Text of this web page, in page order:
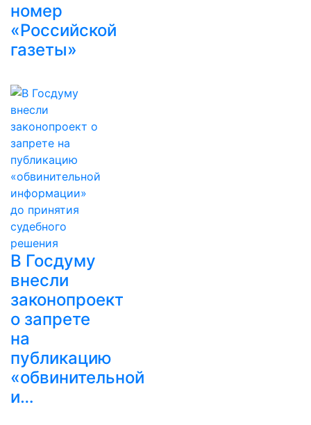
номер
«Российской
газеты»
В Госдуму
внесли
законопроект
о запрете
на
публикацию
«обвинительной
и…